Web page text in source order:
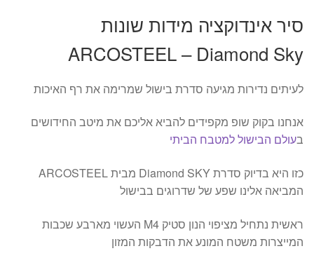
סיר אינדוקציה מידות שונות
ARCOSTEEL – Diamond Sky
לעיתים נדירות מגיעה סדרת בישול שמרימה את רף האיכות
אנחנו בקוק שופ מקפידים להביא אליכם את מיטב החידושים
בעולם הבישול למטבח הביתי
כזו היא בדיוק סדרת Diamond SKY מבית ARCOSTEEL
המביאה אלינו שפע של שדרוגים בבישול
ראשית נתחיל מציפוי הנון סטיק M4 העשוי מארבע שכבות
המייצרות משטח המונע את הדבקות המזון